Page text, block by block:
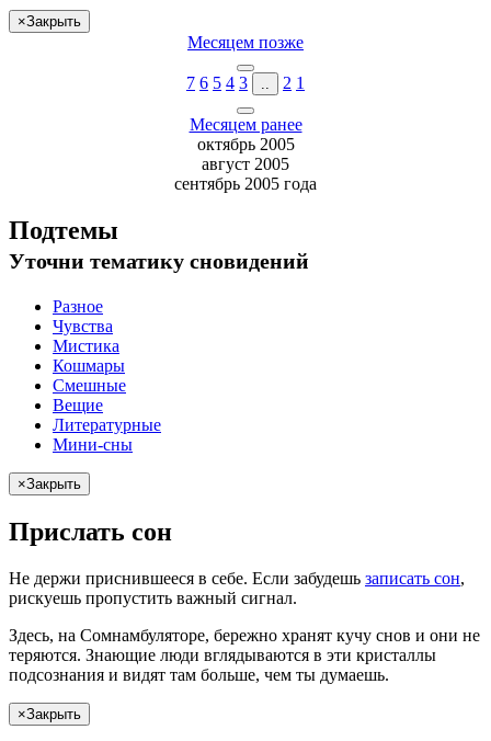
×Закрыть
Месяцем позже
7 6 5 4 3 .. 2 1
Месяцем ранее
октябрь 2005
август 2005
сентябрь 2005 года
Подтемы
Уточни тематику сновидений
Разное
Чувства
Мистика
Кошмары
Смешные
Вещие
Литературные
Мини-сны
×Закрыть
Прислать сон
Не держи приснившееся в себе. Если забудешь записать сон,
рискуешь пропустить важный сигнал.
Здесь, на Сомнамбуляторе, бережно хранят кучу снов и они не
теряются. Знающие люди вглядываются в эти кристаллы
подсознания и видят там больше, чем ты думаешь.
×Закрыть